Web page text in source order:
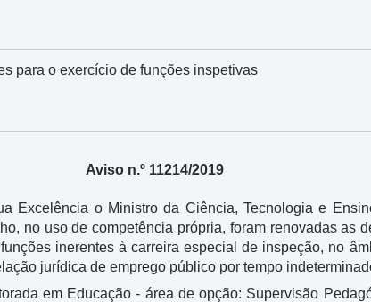
para o exercício de funções inspetivas
Aviso n.º 11214/2019
Excelência o Ministro da Ciência, Tecnologia e
no uso de competência própria, foram renovadas as
inerentes à carreira especial de inspeção, no
jurídica de emprego público por tempo
em Educação - área de opção: Supervisão